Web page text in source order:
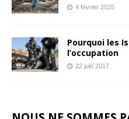
4 février 2025
Pourquoi les
l’occupation
22 juin 2017